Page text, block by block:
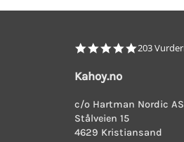
4.8
203
Kahoy.no
c/o Hartman Nordic AS
Stålveien 15
4629 Kristiansand